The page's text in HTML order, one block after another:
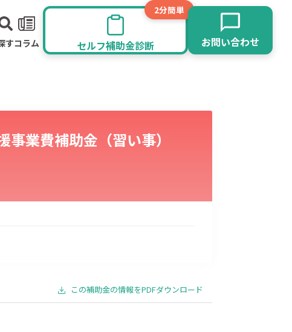
すコラム
2分簡単
セルフ補助金診断 お問い合わせ
業費補助金（習い事）
この補助金の情報をPDFダウンロード